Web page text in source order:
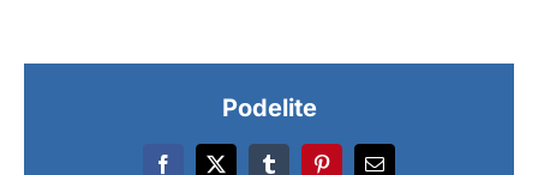
Podelite